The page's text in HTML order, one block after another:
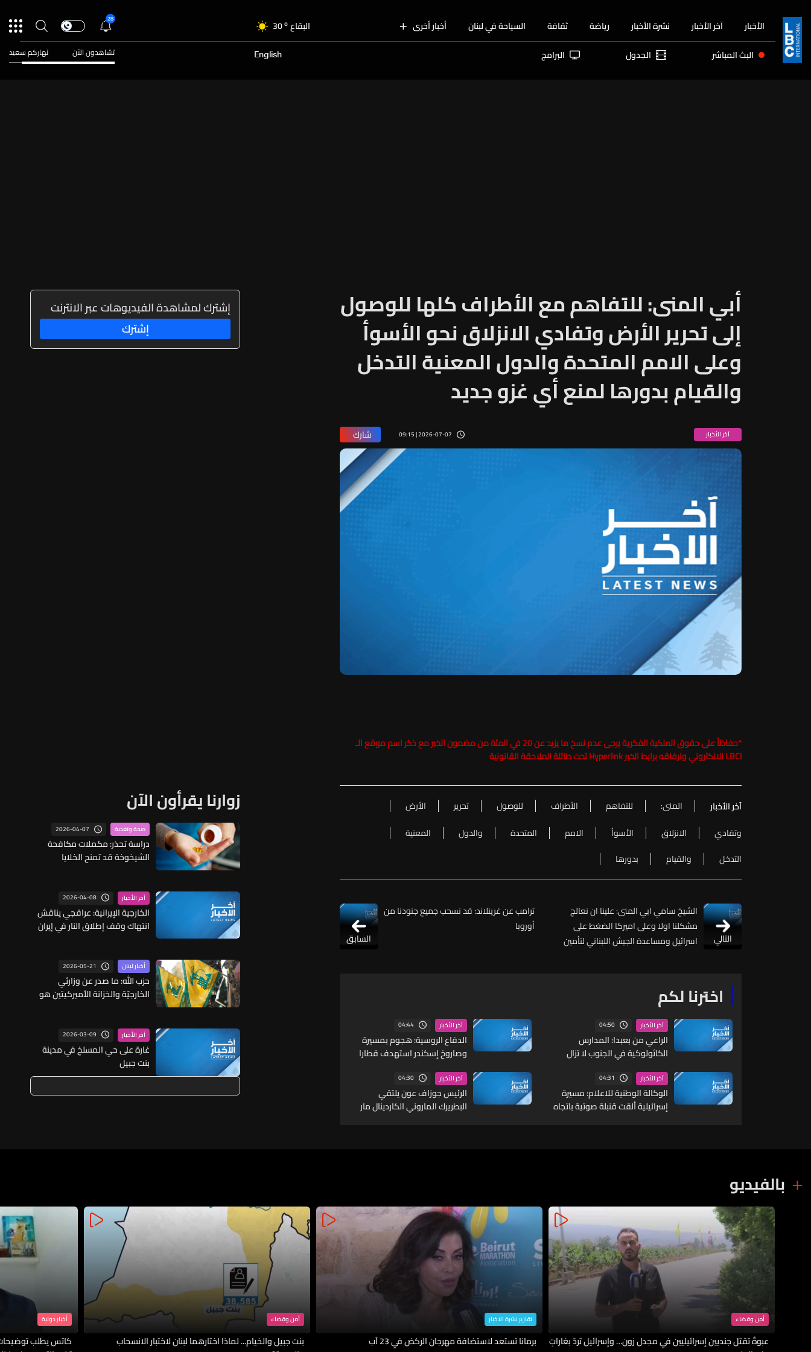
الأخبار آخر الأخبار نشرة الأخبار رياضة ثقافة السياحة في لبنان أخبار أخرى البقاع 30o
الجنوب 28o
30
28
البث المباشر الجدول البرامج English تشاهدون الآن نهاركم سعيد
أبي المنى: للتفاهم مع الأطراف كلها للوصول
إلى تحرير الأرض وتفادي الانزلاق نحو الأسوأ
وعلى الامم المتحدة والدول المعنية التدخل
والقيام بدورها لمنع أي غزو جديد
آخر الأخبار 2026-07-07 | 09:15 شارك
*
حفاظاً على حقوق الملكية الفكرية يرجى عدم نسخ ما يزيد عن 20 في المئة من مضمون الخبر مع ذكر اسم موقع الـ
LBCI الالكتروني وارفاقه برابط الخبر Hyperlink تحت طائلة الملاحقة القانونية
آخر الأخبار المنى: للتفاهم الأطراف للوصول تحرير
الأرض
وتفادي
الانزلاق الأسوأ الامم المتحدة والدول
المعنية
التدخل
والقيام بدورها
التالي
الشيخ سامي ابي المنى: علينا ان نعالج
مشكلنا اولا وعلى اميركا الضغط على
اسرائيل ومساعدة الجيش اللبناني لتأمين
ترامب عن غرينلاند: قد نسحب جميع جنودنا من
أوروبا
السابق
اخترنا لكم
آخر الأخبار 04:50
الراعي من بعبدا: المدارس
الكاثولوكية في الجنوب لا تزال
ونحن مع أهل الجنوب ونطالب
بعودتهم واعادة الاعمار
آخر الأخبار 04:44
الدفاع الروسية: هجوم بمسيرة
وصاروخ إسكندر استهدف قطارا
مقاطعة دنيبروبتروفسك
آخر الأخبار 04:31
الوكالة الوطنية للاعلام: مسيرة
إسرائيلية ألقت قنبلة صوتية باتجاه
آخر الأخبار 04:30
الرئيس جوزاف عون يلتقي
البطريرك الماروني الكاردينال مار
إشترك لمشاهدة الفيديوهات عبر الانترنت
إشترك
زوارنا يقرأون الآن
صحة وتغذية 2026-04-07
دراسة تحذر: مكملات مكافحة
الشيخوخة قد تمنح الخلايا
آخر الأخبار 2026-04-08
الخارجية الإيرانية: عراقجي يناقش
انتهاك وقف إطلاق النار في إيران
أخبار لبنان 2026-05-21
حزب الله: ما صدر عن وزارتَي
الخارجيّة والخزانة الأميركيتين هو
أن تدافع عن مؤسساتها
آخر الأخبار 2026-03-09
غارة على حي المسلخ في مدينة
بنت جبيل
بالفيديو
أمن وقضاء
عبوةٌ تقتل جنديين إسرائيليين في مجدل زون… وإسرائيل تردّ بغاراتٍ
تقارير نشرة الاخبار
برمانا تستعد لاستضافة مهرجان الركض في 23 آب
أمن وقضاء
بنت جبيل والخيام... لماذا اختارهما لبنان لاختبار الانسحاب
أخبار دولية
كاتس يطلب